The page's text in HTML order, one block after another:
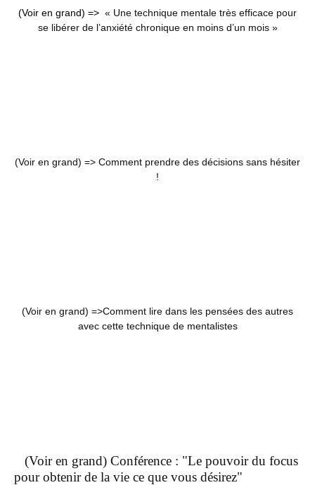
(Voir en grand) => « Une technique mentale très efficace pour
se libérer de l’anxiété chronique en moins d’un mois »
(Voir en grand) => Comment prendre des décisions sans hésiter
!
(Voir en grand) =>Comment lire dans les pensées des autres
avec cette technique de mentalistes
(Voir en grand) Conférence : "Le pouvoir du focus
pour obtenir de la vie ce que vous désirez"